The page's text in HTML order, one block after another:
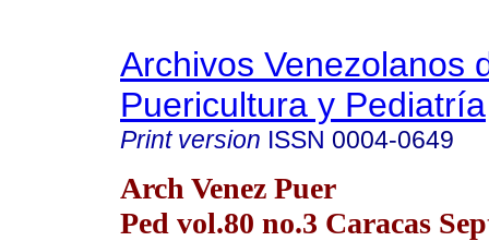
Archivos Venezolanos
Puericultura y Pediatría
Print version ISSN 0004-0649
Arch Venez Puer
Ped vol.80 no.3 Caracas